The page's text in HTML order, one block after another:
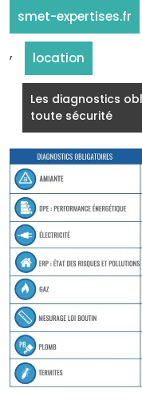
smet-expertises.fr
, location
Les diagnostics
toute sécurité